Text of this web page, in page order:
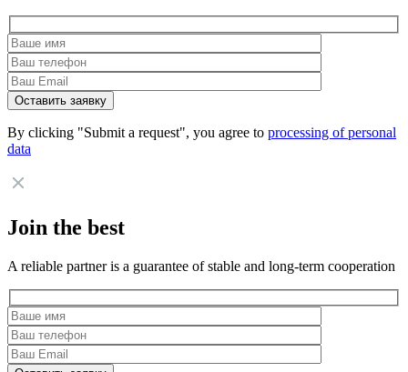
By clicking "Submit a request", you agree to processing of personal
data
Join the best
A reliable partner is a guarantee of stable and long-term cooperation